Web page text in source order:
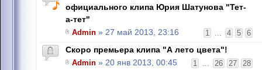
официального клипа Юрия Шатунова "Тет-
а-тет"
1 ... 4 5 6
Admin » 27 май 2013, 23:16
Скоро премьера клипа "А лето цвета"!
1 ... 26 27 28
Admin » 20 янв 2013, 00:45